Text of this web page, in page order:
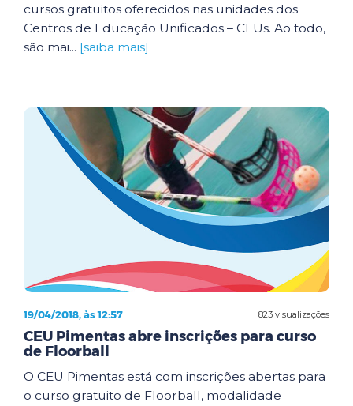
cursos gratuitos oferecidos nas unidades dos
Centros de Educação Unificados – CEUs. Ao todo,
são mai... [saiba mais]
823 visualizações
19/04/2018, às 12:57
CEU Pimentas abre inscrições para curso
de Floorball
O CEU Pimentas está com inscrições abertas para
o curso gratuito de Floorball, modalidade